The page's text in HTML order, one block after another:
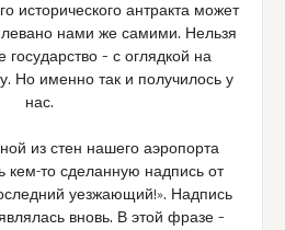
исторического антракта может
нами же самими. Нельзя
государство – с оглядкой на
Но именно так и получилось у
нас.
из стен нашего аэропорта
кем-то сделанную надпись от
уезжающий!». Надпись
вновь. В этой фразе –